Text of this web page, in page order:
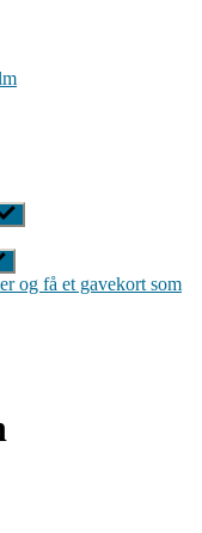
og få et gavekort som